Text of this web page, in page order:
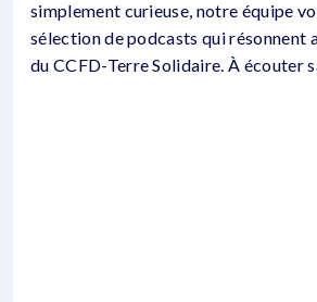
simplement curieuse, notre équipe
sélection de podcasts qui résonnent
du CCFD-Terre Solidaire. À écouter